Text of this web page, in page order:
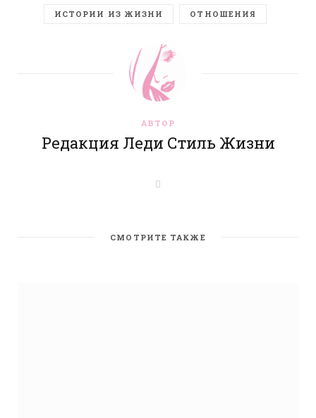
ИСТОРИИ ИЗ ЖИЗНИ ОТНОШЕНИЯ
АВТОР
Редакция Леди Стиль Жизни
e
СМОТРИТЕ ТАКЖЕ